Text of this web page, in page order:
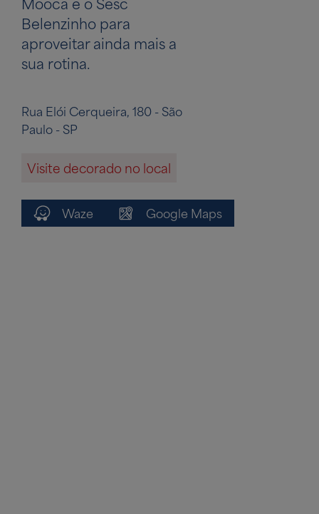
Belenzinho para
aproveitar ainda mais a
sua rotina.
Rua Elói Cerqueira, 180 - São
Paulo - SP
Visite decorado no local
Waze Google Maps